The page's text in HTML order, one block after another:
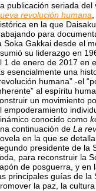
publicación seriada del
revolución humana
en la que
para
Soka Gakkai desde el
su liderazgo en
1 de enero de 2017 en
esencialmente una
humana” -el
al espíritu
un movimiento
empoderamiento
conocido como
continuación de La
en la que se
presidente de la
para reconstruir la
de posguerra, y en
principales guías de la
la paz, la cultura